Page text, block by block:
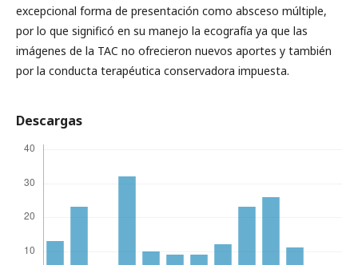
excepcional forma de presentación como absceso múltiple,
por lo que significó en su manejo la ecografía ya que las
imágenes de la TAC no ofrecieron nuevos aportes y también
por la conducta terapéutica conservadora impuesta.
Descargas